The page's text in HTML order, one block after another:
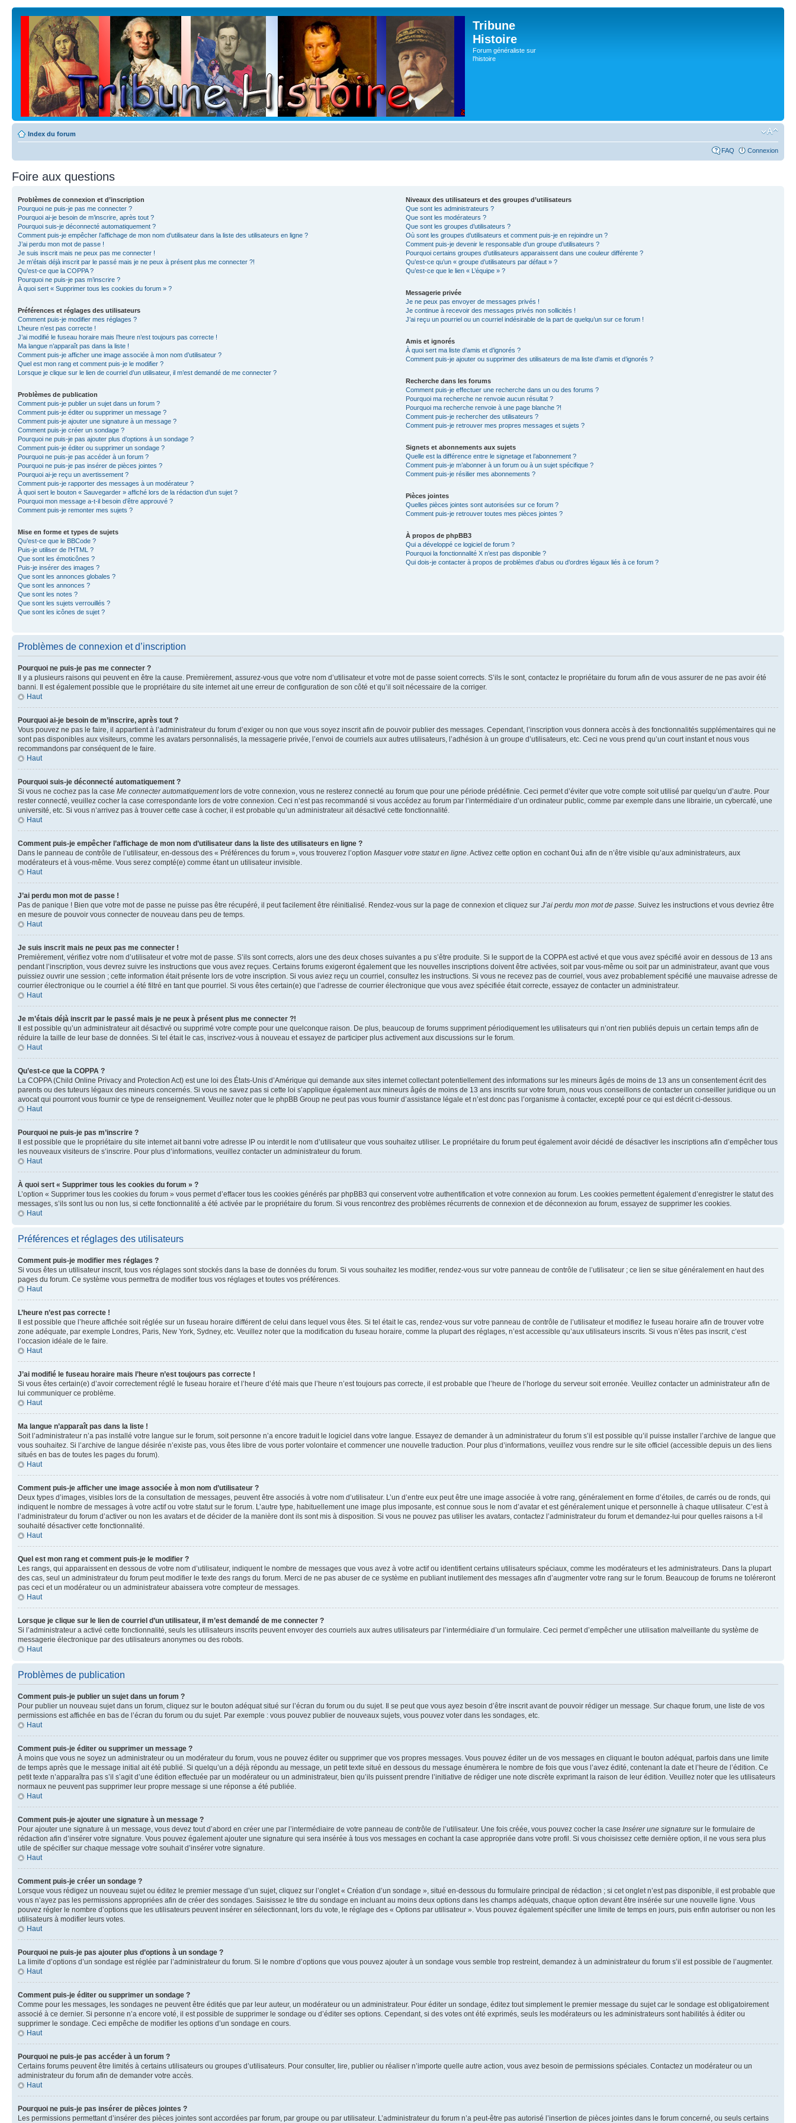
Tribune
Histoire
Forum généraliste sur
l'histoire
Index du forum
FAQ Connexion
Foire aux questions
Problèmes de connexion et d’inscription
Pourquoi ne puis-je pas me connecter ?
Pourquoi ai-je besoin de m’inscrire, après tout ?
Pourquoi suis-je déconnecté automatiquement ?
Comment puis-je empêcher l’affichage de mon nom d’utilisateur dans la liste des utilisateurs en ligne ?
J’ai perdu mon mot de passe !
Je suis inscrit mais ne peux pas me connecter !
Je m’étais déjà inscrit par le passé mais je ne peux à présent plus me connecter ?!
Qu’est-ce que la COPPA ?
Pourquoi ne puis-je pas m’inscrire ?
À quoi sert « Supprimer tous les cookies du forum » ?
Préférences et réglages des utilisateurs
Comment puis-je modifier mes réglages ?
L’heure n’est pas correcte !
J’ai modifié le fuseau horaire mais l’heure n’est toujours pas correcte !
Ma langue n’apparaît pas dans la liste !
Comment puis-je afficher une image associée à mon nom d’utilisateur ?
Quel est mon rang et comment puis-je le modifier ?
Lorsque je clique sur le lien de courriel d’un utilisateur, il m’est demandé de me connecter ?
Problèmes de publication
Comment puis-je publier un sujet dans un forum ?
Comment puis-je éditer ou supprimer un message ?
Comment puis-je ajouter une signature à un message ?
Comment puis-je créer un sondage ?
Pourquoi ne puis-je pas ajouter plus d’options à un sondage ?
Comment puis-je éditer ou supprimer un sondage ?
Pourquoi ne puis-je pas accéder à un forum ?
Pourquoi ne puis-je pas insérer de pièces jointes ?
Pourquoi ai-je reçu un avertissement ?
Comment puis-je rapporter des messages à un modérateur ?
À quoi sert le bouton « Sauvegarder » affiché lors de la rédaction d’un sujet ?
Pourquoi mon message a-t-il besoin d’être approuvé ?
Comment puis-je remonter mes sujets ?
Mise en forme et types de sujets
Qu’est-ce que le BBCode ?
Puis-je utiliser de l’HTML ?
Que sont les émoticônes ?
Puis-je insérer des images ?
Que sont les annonces globales ?
Que sont les annonces ?
Que sont les notes ?
Que sont les sujets verrouillés ?
Que sont les icônes de sujet ?
Niveaux des utilisateurs et des groupes d’utilisateurs
Que sont les administrateurs ?
Que sont les modérateurs ?
Que sont les groupes d’utilisateurs ?
Où sont les groupes d’utilisateurs et comment puis-je en rejoindre un ?
Comment puis-je devenir le responsable d’un groupe d’utilisateurs ?
Pourquoi certains groupes d’utilisateurs apparaissent dans une couleur différente ?
Qu’est-ce qu’un « groupe d’utilisateurs par défaut » ?
Qu’est-ce que le lien « L’équipe » ?
Messagerie privée
Je ne peux pas envoyer de messages privés !
Je continue à recevoir des messages privés non sollicités !
J’ai reçu un pourriel ou un courriel indésirable de la part de quelqu’un sur ce forum !
Amis et ignorés
À quoi sert ma liste d’amis et d’ignorés ?
Comment puis-je ajouter ou supprimer des utilisateurs de ma liste d’amis et d’ignorés ?
Recherche dans les forums
Comment puis-je effectuer une recherche dans un ou des forums ?
Pourquoi ma recherche ne renvoie aucun résultat ?
Pourquoi ma recherche renvoie à une page blanche ?!
Comment puis-je rechercher des utilisateurs ?
Comment puis-je retrouver mes propres messages et sujets ?
Signets et abonnements aux sujets
Quelle est la différence entre le signetage et l’abonnement ?
Comment puis-je m’abonner à un forum ou à un sujet spécifique ?
Comment puis-je résilier mes abonnements ?
Pièces jointes
Quelles pièces jointes sont autorisées sur ce forum ?
Comment puis-je retrouver toutes mes pièces jointes ?
À propos de phpBB3
Qui a développé ce logiciel de forum ?
Pourquoi la fonctionnalité X n’est pas disponible ?
Qui dois-je contacter à propos de problèmes d’abus ou d’ordres légaux liés à ce forum ?
Problèmes de connexion et d’inscription
Pourquoi ne puis-je pas me connecter ?
Il y a plusieurs raisons qui peuvent en être la cause. Premièrement, assurez-vous que votre nom d’utilisateur et votre mot de passe soient corrects. S’ils le sont, contactez le propriétaire du forum afin de vous assurer de ne pas avoir été
banni. Il est également possible que le propriétaire du site internet ait une erreur de configuration de son côté et qu’il soit nécessaire de la corriger.
Haut
Pourquoi ai-je besoin de m’inscrire, après tout ?
Vous pouvez ne pas le faire, il appartient à l’administrateur du forum d’exiger ou non que vous soyez inscrit afin de pouvoir publier des messages. Cependant, l’inscription vous donnera accès à des fonctionnalités supplémentaires qui ne
sont pas disponibles aux visiteurs, comme les avatars personnalisés, la messagerie privée, l’envoi de courriels aux autres utilisateurs, l’adhésion à un groupe d’utilisateurs, etc. Ceci ne vous prend qu’un court instant et nous vous
recommandons par conséquent de le faire.
Haut
Pourquoi suis-je déconnecté automatiquement ?
Si vous ne cochez pas la case Me connecter automatiquementlors de votre connexion, vous ne resterez connecté au forum que pour une période prédéfinie. Ceci permet d’éviter que votre compte soit utilisé par quelqu’un d’autre. Pour
rester connecté, veuillez cocher la case correspondante lors de votre connexion. Ceci n’est pas recommandé si vous accédez au forum par l’intermédiaire d’un ordinateur public, comme par exemple dans une librairie, un cybercafé, une
université, etc. Si vous n’arrivez pas à trouver cette case à cocher, il est probable qu’un administrateur ait désactivé cette fonctionnalité.
Haut
Comment puis-je empêcher l’affichage de mon nom d’utilisateur dans la liste des utilisateurs en ligne ?
Dans le panneau de contrôle de l’utilisateur, en-dessous des « Préférences du forum », vous trouverez l’option Masquer votre statut en ligne. Activez cette option en cochantOui afin de n’être visible qu’aux administrateurs, aux
modérateurs et à vous-même. Vous serez compté(e) comme étant un utilisateur invisible.
Haut
J’ai perdu mon mot de passe !
Pas de panique ! Bien que votre mot de passe ne puisse pas être récupéré, il peut facilement être réinitialisé. Rendez-vous sur la page de connexion et cliquez sur J’ai perdu mon mot de passe. Suivez les instructions et vous devriez être
en mesure de pouvoir vous connecter de nouveau dans peu de temps.
Haut
Je suis inscrit mais ne peux pas me connecter !
Premièrement, vérifiez votre nom d’utilisateur et votre mot de passe. S’ils sont corrects, alors une des deux choses suivantes a pu s’être produite. Si le support de la COPPA est activé et que vous avez spécifié avoir en dessous de 13 ans
pendant l’inscription, vous devrez suivre les instructions que vous avez reçues. Certains forums exigeront également que les nouvelles inscriptions doivent être activées, soit par vous-même ou soit par un administrateur, avant que vous
puissiez ouvrir une session ; cette information était présente lors de votre inscription. Si vous aviez reçu un courriel, consultez les instructions. Si vous ne recevez pas de courriel, vous avez probablement spécifié une mauvaise adresse de
courrier électronique ou le courriel a été filtré en tant que pourriel. Si vous êtes certain(e) que l’adresse de courrier électronique que vous avez spécifiée était correcte, essayez de contacter un administrateur.
Haut
Je m’étais déjà inscrit par le passé mais je ne peux à présent plus me connecter ?!
Il est possible qu’un administrateur ait désactivé ou supprimé votre compte pour une quelconque raison. De plus, beaucoup de forums suppriment périodiquement les utilisateurs qui n’ont rien publiés depuis un certain temps afin de
réduire la taille de leur base de données. Si tel était le cas, inscrivez-vous à nouveau et essayez de participer plus activement aux discussions sur le forum.
Haut
Qu’est-ce que la COPPA ?
La COPPA (Child Online Privacy and Protection Act) est une loi des États-Unis d’Amérique qui demande aux sites internet collectant potentiellement des informations sur les mineurs âgés de moins de 13 ans un consentement écrit des
parents ou des tuteurs légaux des mineurs concernés. Si vous ne savez pas si cette loi s’applique également aux mineurs âgés de moins de 13 ans inscrits sur votre forum, nous vous conseillons de contacter un conseiller juridique ou un
avocat qui pourront vous fournir ce type de renseignement. Veuillez noter que le phpBB Group ne peut pas vous fournir d’assistance légale et n’est donc pas l’organisme à contacter, excepté pour ce qui est décrit ci-dessous.
Haut
Pourquoi ne puis-je pas m’inscrire ?
Il est possible que le propriétaire du site internet ait banni votre adresse IP ou interdit le nom d’utilisateur que vous souhaitez utiliser. Le propriétaire du forum peut également avoir décidé de désactiver les inscriptions afin d’empêcher tous
les nouveaux visiteurs de s’inscrire. Pour plus d’informations, veuillez contacter un administrateur du forum.
Haut
À quoi sert « Supprimer tous les cookies du forum » ?
L’option « Supprimer tous les cookies du forum » vous permet d’effacer tous les cookies générés par phpBB3 qui conservent votre authentification et votre connexion au forum. Les cookies permettent également d’enregistrer le statut des
messages, s’ils sont lus ou non lus, si cette fonctionnalité a été activée par le propriétaire du forum. Si vous rencontrez des problèmes récurrents de connexion et de déconnexion au forum, essayez de supprimer les cookies.
Haut
Préférences et réglages des utilisateurs
Comment puis-je modifier mes réglages ?
Si vous êtes un utilisateur inscrit, tous vos réglages sont stockés dans la base de données du forum. Si vous souhaitez les modifier, rendez-vous sur votre panneau de contrôle de l’utilisateur ; ce lien se situe généralement en haut des
pages du forum. Ce système vous permettra de modifier tous vos réglages et toutes vos préférences.
Haut
L’heure n’est pas correcte !
Il est possible que l’heure affichée soit réglée sur un fuseau horaire différent de celui dans lequel vous êtes. Si tel était le cas, rendez-vous sur votre panneau de contrôle de l’utilisateur et modifiez le fuseau horaire afin de trouver votre
zone adéquate, par exemple Londres, Paris, New York, Sydney, etc. Veuillez noter que la modification du fuseau horaire, comme la plupart des réglages, n’est accessible qu’aux utilisateurs inscrits. Si vous n’êtes pas inscrit, c’est
l’occasion idéale de le faire.
Haut
J’ai modifié le fuseau horaire mais l’heure n’est toujours pas correcte !
Si vous êtes certain(e) d’avoir correctement réglé le fuseau horaire et l’heure d’été mais que l’heure n’est toujours pas correcte, il est probable que l’heure de l’horloge du serveur soit erronée. Veuillez contacter un administrateur afin de
lui communiquer ce problème.
Haut
Ma langue n’apparaît pas dans la liste !
Soit l’administrateur n’a pas installé votre langue sur le forum, soit personne n’a encore traduit le logiciel dans votre langue. Essayez de demander à un administrateur du forum s’il est possible qu’il puisse installer l’archive de langue que
vous souhaitez. Si l’archive de langue désirée n’existe pas, vous êtes libre de vous porter volontaire et commencer une nouvelle traduction. Pour plus d’informations, veuillez vous rendre sur le site officiel (accessible depuis un des liens
situés en bas de toutes les pages du forum).
Haut
Comment puis-je afficher une image associée à mon nom d’utilisateur ?
Deux types d’images, visibles lors de la consultation de messages, peuvent être associés à votre nom d’utilisateur. L’un d’entre eux peut être une image associée à votre rang, généralement en forme d’étoiles, de carrés ou de ronds, qui
indiquent le nombre de messages à votre actif ou votre statut sur le forum. L’autre type, habituellement une image plus imposante, est connue sous le nom d’avatar et est généralement unique et personnelle à chaque utilisateur. C’est à
l’administrateur du forum d’activer ou non les avatars et de décider de la manière dont ils sont mis à disposition. Si vous ne pouvez pas utiliser les avatars, contactez l’administrateur du forum et demandez-lui pour quelles raisons a t-il
souhaité désactiver cette fonctionnalité.
Haut
Quel est mon rang et comment puis-je le modifier ?
Les rangs, qui apparaissent en dessous de votre nom d’utilisateur, indiquent le nombre de messages que vous avez à votre actif ou identifient certains utilisateurs spéciaux, comme les modérateurs et les administrateurs. Dans la plupart
des cas, seul un administrateur du forum peut modifier le texte des rangs du forum. Merci de ne pas abuser de ce système en publiant inutilement des messages afin d’augmenter votre rang sur le forum. Beaucoup de forums ne toléreront
pas ceci et un modérateur ou un administrateur abaissera votre compteur de messages.
Haut
Lorsque je clique sur le lien de courriel d’un utilisateur, il m’est demandé de me connecter ?
Si l’administrateur a activé cette fonctionnalité, seuls les utilisateurs inscrits peuvent envoyer des courriels aux autres utilisateurs par l’intermédiaire d’un formulaire. Ceci permet d’empêcher une utilisation malveillante du système de
messagerie électronique par des utilisateurs anonymes ou des robots.
Haut
Problèmes de publication
Comment puis-je publier un sujet dans un forum ?
Pour publier un nouveau sujet dans un forum, cliquez sur le bouton adéquat situé sur l’écran du forum ou du sujet. Il se peut que vous ayez besoin d’être inscrit avant de pouvoir rédiger un message. Sur chaque forum, une liste de vos
permissions est affichée en bas de l’écran du forum ou du sujet. Par exemple : vous pouvez publier de nouveaux sujets, vous pouvez voter dans les sondages, etc.
Haut
Comment puis-je éditer ou supprimer un message ?
À moins que vous ne soyez un administrateur ou un modérateur du forum, vous ne pouvez éditer ou supprimer que vos propres messages. Vous pouvez éditer un de vos messages en cliquant le bouton adéquat, parfois dans une limite
de temps après que le message initial ait été publié. Si quelqu’un a déjà répondu au message, un petit texte situé en dessous du message énumèrera le nombre de fois que vous l’avez édité, contenant la date et l’heure de l’édition. Ce
petit texte n’apparaîtra pas s’il s’agit d’une édition effectuée par un modérateur ou un administrateur, bien qu’ils puissent prendre l’initiative de rédiger une note discrète exprimant la raison de leur édition. Veuillez noter que les utilisateurs
normaux ne peuvent pas supprimer leur propre message si une réponse a été publiée.
Haut
Comment puis-je ajouter une signature à un message ?
Pour ajouter une signature à un message, vous devez tout d’abord en créer une par l’intermédiaire de votre panneau de contrôle de l’utilisateur. Une fois créée, vous pouvez cocher la case Insérer une signature sur le formulaire de
rédaction afin d’insérer votre signature. Vous pouvez également ajouter une signature qui sera insérée à tous vos messages en cochant la case appropriée dans votre profil. Si vous choisissez cette dernière option, il ne vous sera plus
utile de spécifier sur chaque message votre souhait d’insérer votre signature.
Haut
Comment puis-je créer un sondage ?
Lorsque vous rédigez un nouveau sujet ou éditez le premier message d’un sujet, cliquez sur l’onglet « Création d’un sondage », situé en-dessous du formulaire principal de rédaction ; si cet onglet n’est pas disponible, il est probable que
vous n’ayez pas les permissions appropriées afin de créer des sondages. Saisissez le titre du sondage en incluant au moins deux options dans les champs adéquats, chaque option devant être insérée sur une nouvelle ligne. Vous
pouvez régler le nombre d’options que les utilisateurs peuvent insérer en sélectionnant, lors du vote, le réglage des « Options par utilisateur ». Vous pouvez également spécifier une limite de temps en jours, puis enfin autoriser ou non les
utilisateurs à modifier leurs votes.
Haut
Pourquoi ne puis-je pas ajouter plus d’options à un sondage ?
La limite d’options d’un sondage est réglée par l’administrateur du forum. Si le nombre d’options que vous pouvez ajouter à un sondage vous semble trop restreint, demandez à un administrateur du forum s’il est possible de l’augmenter.
Haut
Comment puis-je éditer ou supprimer un sondage ?
Comme pour les messages, les sondages ne peuvent être édités que par leur auteur, un modérateur ou un administrateur. Pour éditer un sondage, éditez tout simplement le premier message du sujet car le sondage est obligatoirement
associé à ce dernier. Si personne n’a encore voté, il est possible de supprimer le sondage ou d’éditer ses options. Cependant, si des votes ont été exprimés, seuls les modérateurs ou les administrateurs sont habilités à éditer ou
supprimer le sondage. Ceci empêche de modifier les options d’un sondage en cours.
Haut
Pourquoi ne puis-je pas accéder à un forum ?
Certains forums peuvent être limités à certains utilisateurs ou groupes d’utilisateurs. Pour consulter, lire, publier ou réaliser n’importe quelle autre action, vous avez besoin de permissions spéciales. Contactez un modérateur ou un
administrateur du forum afin de demander votre accès.
Haut
Pourquoi ne puis-je pas insérer de pièces jointes ?
Les permissions permettant d’insérer des pièces jointes sont accordées par forum, par groupe ou par utilisateur. L’administrateur du forum n’a peut-être pas autorisé l’insertion de pièces jointes dans le forum concerné, ou seuls certains